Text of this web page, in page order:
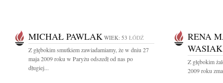
MICHAŁ PAWLAK WIEK: 53 ŁÓDŹ
Z głębokim smutkiem zawiadamiamy, że w dniu 27
maja 2009 roku w Paryżu odszedł od nas po
długiej...
RENA
WASIAK
Z głębokim
2009 roku